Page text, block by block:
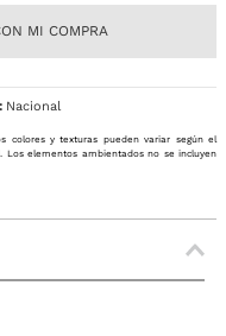
MI COMPRA
Nacional
colores y texturas pueden variar según el
Los elementos ambientados no se incluyen